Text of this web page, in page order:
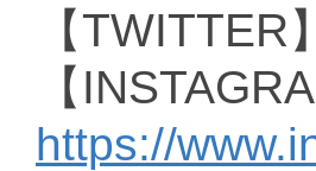
【TWITTER
【
https://